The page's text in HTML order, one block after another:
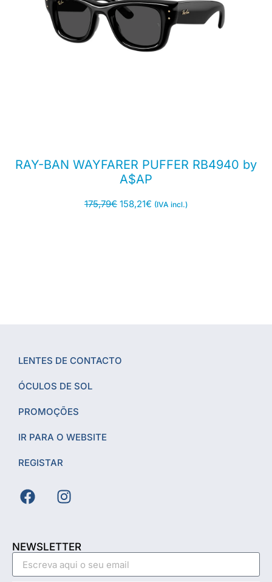
RAY-BAN WAYFARER PUFFER RB4940 by
A$AP
175,79€ 158,21€ (IVA incl.)
LENTES DE CONTACTO
ÓCULOS DE SOL
PROMOÇÕES
IR PARA O WEBSITE
REGISTAR
NEWSLETTER